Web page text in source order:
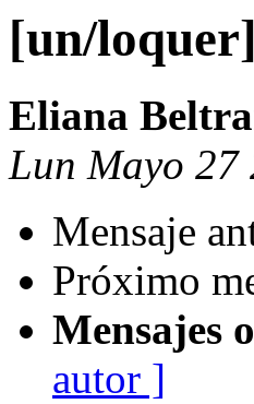
[un/
Eliana
Lun Mayo
Mensaje
Próximo
Mensajes
autor ]